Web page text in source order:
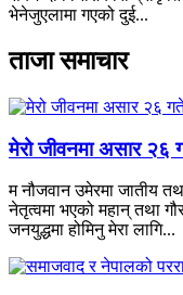
भेनेजुएलामा गएको दुई...
ताजा समाचार
मेरो जीवनमा असार २६
म नौजवान उमेरमा जातीय
नेतृत्वमा भएको महान् तथा
जनयुद्धमा होमिनु मेरा लागि...